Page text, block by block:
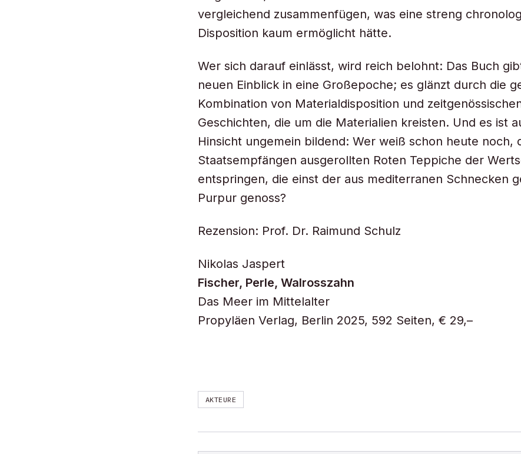
vergleichend zusammenfügen, was eine streng
Disposition kaum ermöglicht hätte.
Wer sich darauf einlässt, wird reich belohnt: Das Buch
neuen Einblick in eine Großepoche; es glänzt durch die
Kombination von Materialdisposition und
Geschichten, die um die Materialien kreisten. Und es ist
Hinsicht ungemein bildend: Wer weiß schon heute noch,
Staatsempfängen ausgerollten Roten Teppiche der
entspringen, die einst der aus mediterranen Schnecken
Purpur genoss?
Rezension: Prof. Dr. Raimund Schulz
Nikolas Jaspert
Fischer, Perle, Walrosszahn
Das Meer im Mittelalter
Propyläen Verlag, Berlin 2025, 592 Seiten, € 29,–
AKTEURE